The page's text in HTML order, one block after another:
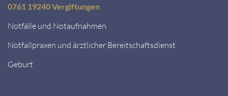
0761 19240 Vergiftungen
Notfälle und Notaufnahmen
Notfallpraxen und ärztlicher Bereitschaftsdienst
Geburt